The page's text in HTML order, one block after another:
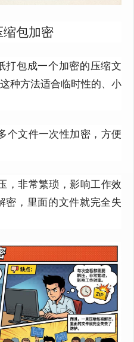
缩包加密
打包成一个加密的压缩文
这种方法适合临时性的、小
个文件一次性加密，方便
，非常繁琐，影响工作效
密，里面的文件就完全失